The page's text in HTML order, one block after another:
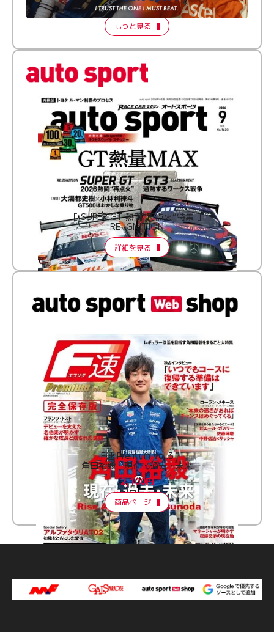
2026 Episode 2
もっと見る
［ SUPER GT 熱闘“再点火”特集 ］
RE:IGNITION
詳細を見る
F速 Premium Vol.3
角田裕毅 現在・過去・未来
2,100円
商品ページ